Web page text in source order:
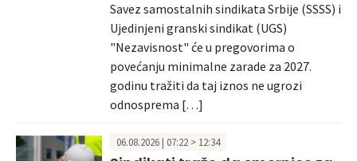
Savez samostalnih sindikata Srbije (SSSS) i
Ujedinjeni granski sindikat (UGS)
"Nezavisnost" će u pregovorima o
povećanju minimalne zarade za 2027.
godinu tražiti da taj iznos ne ugrozi
odnosprema […]
06.08.2026 | 07:22 > 12:34